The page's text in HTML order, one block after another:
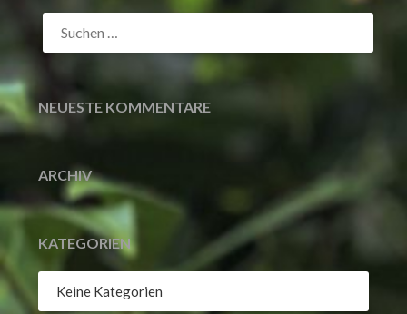
SUCHEN
NACH:
NEUESTE KOMMENTARE
ARCHIV
KATEGORIEN
Keine Kategorien